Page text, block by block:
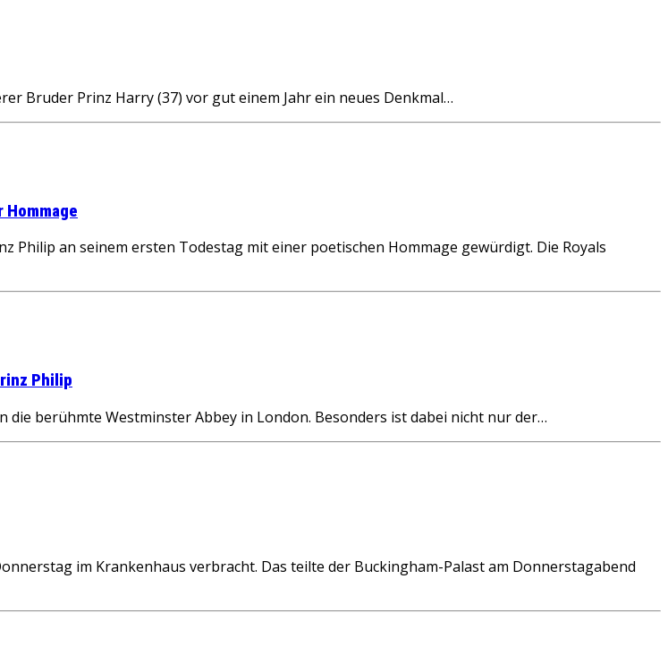
Bruder Prinz Harry (37) vor gut einem Jahr ein neues Denkmal…
Philip an seinem ersten Todestag mit einer poetischen Hommage gewürdigt. Die Royals
Philip
berühmte Westminster Abbey in London. Besonders ist dabei nicht nur der…
im Krankenhaus verbracht. Das teilte der Buckingham-Palast am Donnerstagabend